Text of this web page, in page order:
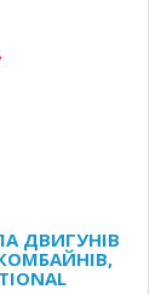
ДВИГУНІВ
КОМБАЙНІВ,